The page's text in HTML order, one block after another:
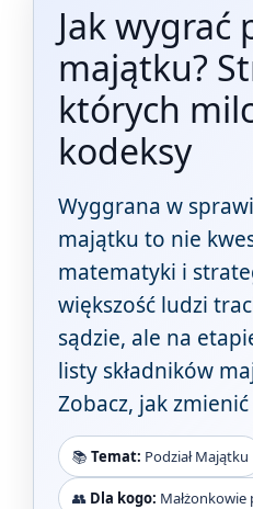
Jak wygrać
majątku?
których
kodeksy
Wyggrana w
majątku to nie
matematyki i
większość ludzi
sądzie, ale na
listy składników
Zobacz, jak
📚Temat: Podział Majątku
👥 Dla kogo: